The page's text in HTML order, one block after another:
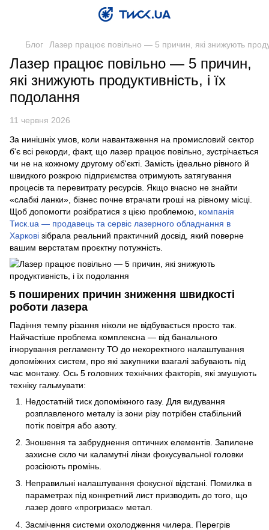
Блог Лазер працює повільно — 5 причин, які знижують
Лазер працює повільно — 5 причин,
які знижують продуктивність, і їх
подолання
11 червня 2026
За нинішніх умов, коли навантаження на промисловий сектор
б'є всі рекорди, факт, що лазер працює повільно, зустрічається
чи не на кожному другому об'єкті. Замість ідеально рівного й
швидкого розкрою підприємства отримують затягування
процесів та перевитрату ресурсів. Якщо вчасно не знайти
«слабкі ланки», бізнес почне втрачати гроші на рівному місці.
Щоб допомогти розібратися з цією проблемою, компанія
Тиск.ua — продавець та сервіс лазерного обладнання в
Харкові зібрала реальний практичний досвід, який поверне
вашим верстатам проєктну потужність.
5 поширених причин зниження швидкості
роботи лазера
Падіння темпу різання ніколи не відбувається просто так.
Найчастіше проблема комплексна — від банального
ігнорування регламенту ТО до некоректного налаштування
допоміжних систем, про які закупники взагалі забувають під
час монтажу. Ось 5 головних технічних факторів, які змушують
техніку гальмувати:
Недостатній тиск допоміжного газу. Для видування
розплавленого металу із зони різу потрібен стабільний
потік повітря або азоту.
Зношення та забруднення оптичних елементів. Запилене
захисне скло чи каламутні лінзи фокусувальної головки
розсіюють промінь.
Неправильні налаштування фокусної відстані. Помилка в
параметрах під конкретний лист призводить до того, що
лазер довго «прогризає» метал.
Засмічення системи охолодження чилера. Перегрів